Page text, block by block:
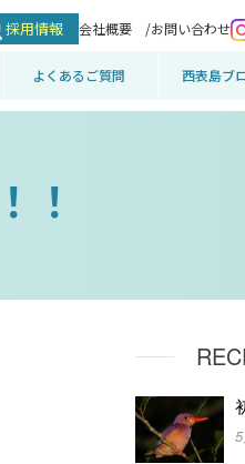
採用情報 会社概要 /お問い合わせ
よくあるご質問 西表島ブ
！